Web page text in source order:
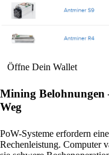
Öffne Dein Wallet
Mining
Weg
PoW-Systeme erfordern
Rechenleistung. Computer